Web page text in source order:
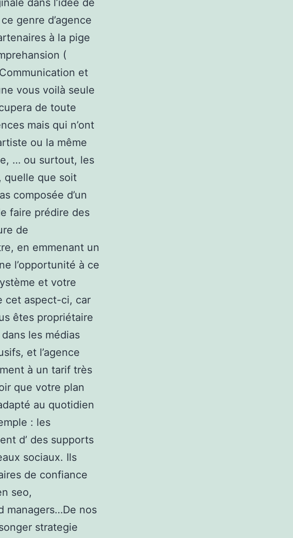
dans l’idée de
genre d’agence
à la pige
(
et
vous voilà seule
de toute
mais qui n’ont
ou la même
… ou surtout, les
quelle que soit
composée d’un
faire prédire des
de
en emmenant un
l’opportunité à ce
et votre
cet aspect-ci, car
êtes propriétaire
dans les médias
et l’agence
à un tarif très
que votre plan
au quotidien
: les
d’ des supports
sociaux. Ils
de confiance
seo,
managers…De nos
strategie